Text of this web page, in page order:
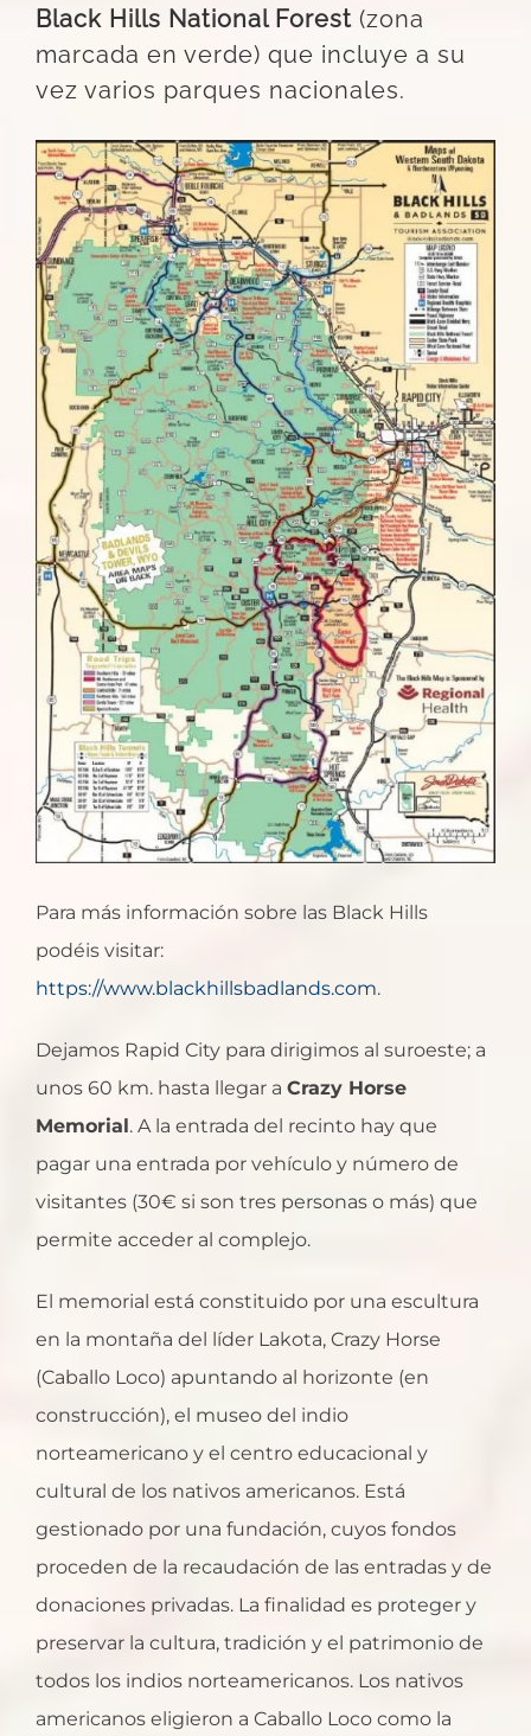
Black Hills National Forest (zona
marcada en verde) que incluye a su
vez varios parques nacionales.
Para más información sobre las Black Hills
podéis visitar:
https://www.blackhillsbadlands.com.
Dejamos Rapid City para dirigimos al suroeste; a
unos 60 km. hasta llegar a Crazy Horse
Memorial . A la entrada del recinto hay que
pagar una entrada por vehículo y número de
visitantes (30€ si son tres personas o más) que
permite acceder al complejo.
El memorial está constituido por una escultura
en la montaña del líder Lakota, Crazy Horse
(Caballo Loco) apuntando al horizonte (en
construcción), el museo del indio
norteamericano y el centro educacional y
cultural de los nativos americanos. Está
gestionado por una fundación, cuyos fondos
proceden de la recaudación de las entradas y de
donaciones privadas. La finalidad es proteger y
preservar la cultura, tradición y el patrimonio de
todos los indios norteamericanos. Los nativos
americanos eligieron a Caballo Loco como la